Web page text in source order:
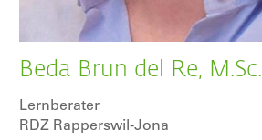
Beda Brun del Re, M.Sc.
Lernberater
RDZ Rapperswil-Jona